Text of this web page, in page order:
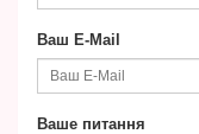
Ваш E-Mail
Ваше питання